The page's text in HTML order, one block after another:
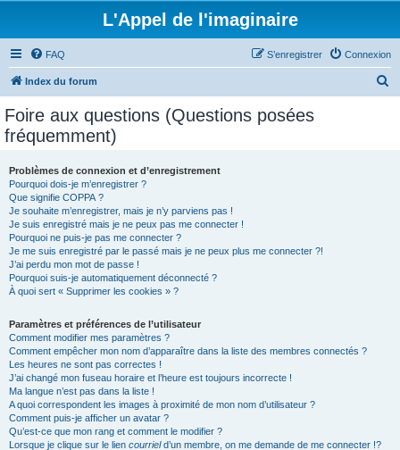
L'Appel de l'imaginaire
FAQ Connexion
S’enregistrer
Index du forum
Foire aux questions (Questions posées
fréquemment)
Problèmes de connexion et d’enregistrement
Pourquoi dois-je m’enregistrer ?
Que signifie COPPA ?
Je souhaite m’enregistrer, mais je n’y parviens pas !
Je suis enregistré mais je ne peux pas me connecter !
Pourquoi ne puis-je pas me connecter ?
Je me suis enregistré par le passé mais je ne peux plus me connecter ?!
J’ai perdu mon mot de passe !
Pourquoi suis-je automatiquement déconnecté ?
À quoi sert « Supprimer les cookies » ?
Paramètres et préférences de l’utilisateur
Comment modifier mes paramètres ?
Comment empêcher mon nom d’apparaître dans la liste des membres connectés ?
Les heures ne sont pas correctes !
J’ai changé mon fuseau horaire et l’heure est toujours incorrecte !
Ma langue n’est pas dans la liste !
A quoi correspondent les images à proximité de mon nom d’utilisateur ?
Comment puis-je afficher un avatar ?
Qu’est-ce que mon rang et comment le modifier ?
Lorsque je clique sur le lien courrield’un membre, on me demande de me connecter !?